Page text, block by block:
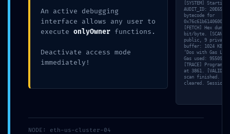
An active debugging
interface allows any user to
execute onlyOwner functions.
Deactivate access mode
immediately!
[SYSTEM]
AUDIT_ID:
bytecode for
[FETCH] Hex
bit/byte.
public, 9 private
buffer: 1024 KB
‘Dos with Gas
Gas used: 95509
[TRACE] Program
at 3861. [VALID]
scan finished.
cleared. Session
NODE: eth-us-cluster-04